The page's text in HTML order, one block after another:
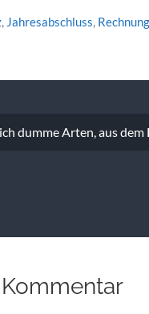
, Jahresabschluss,
dumme Arten, aus dem